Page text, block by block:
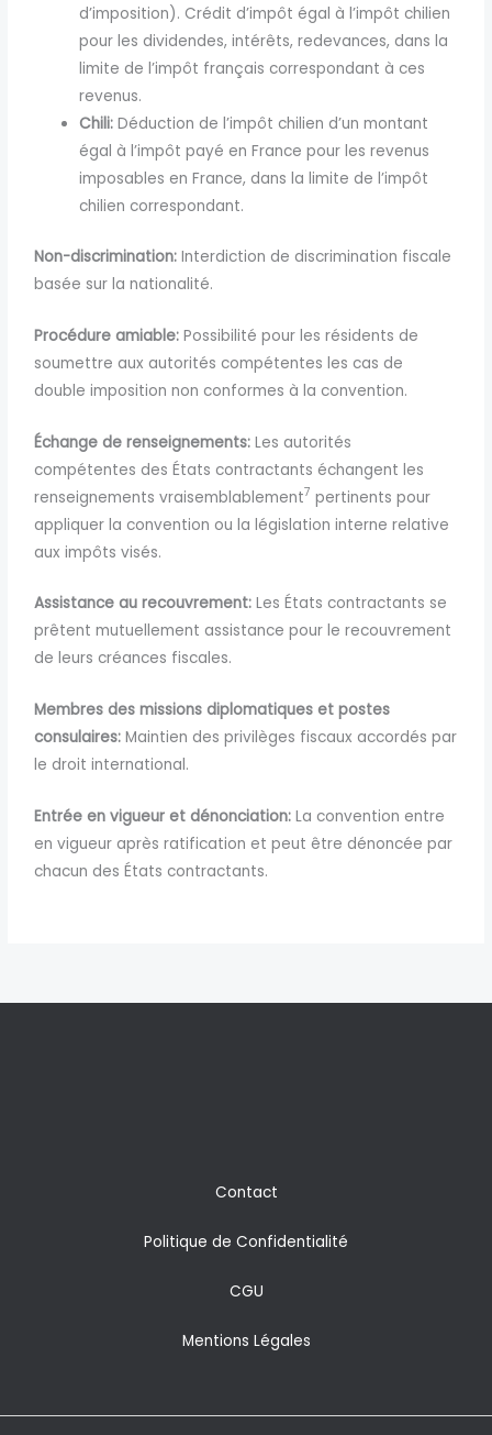
d’imposition). Crédit d’impôt égal à l’impôt chilien
pour les dividendes, intérêts, redevances, dans la
limite de l’impôt français correspondant à ces
revenus.
Chili: Déduction de l’impôt chilien d’un montant
égal à l’impôt payé en France pour les revenus
imposables en France, dans la limite de l’impôt
chilien correspondant.
Non-discrimination: Interdiction de discrimination fiscale
basée sur la nationalité.
Procédure amiable: Possibilité pour les résidents de
soumettre aux autorités compétentes les cas de
double imposition non conformes à la convention.
Échange de renseignements: Les autorités
compétentes des États contractants échangent les
renseignements vraisemblablement7 pertinents pour
appliquer la convention ou la législation interne relative
aux impôts visés.
Assistance au recouvrement: Les États contractants se
prêtent mutuellement assistance pour le recouvrement
de leurs créances fiscales.
Membres des missions diplomatiques et postes
consulaires: Maintien des privilèges fiscaux accordés par
le droit international.
Entrée en vigueur et dénonciation: La convention entre
en vigueur après ratification et peut être dénoncée par
chacun des États contractants.
Contact
Politique de Confidentialité
CGU
Mentions Légales